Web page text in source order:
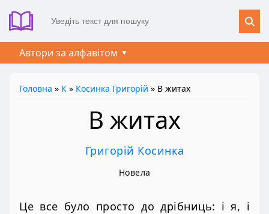
Автори за алфавітом
Головна » К » Косинка Григорій » В житах
В житах
Григорій Косинка
Новела
Це все було просто до дрібниць: і я, і